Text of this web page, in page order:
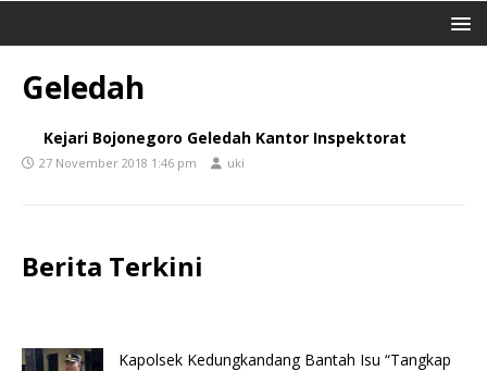
Geledah
Kejari Bojonegoro Geledah Kantor Inspektorat
27 November 2018 1:46 pm uki
Berita Terkini
Kapolsek Kedungkandang Bantah Isu “Tangkap